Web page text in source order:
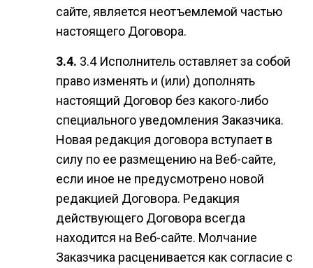
сайте, является неотъемлемой частью
настоящего Договора.
3.4 Исполнитель оставляет за собой
право изменять и (или) дополнять
настоящий Договор без какого-либо
специального уведомления Заказчика.
Новая редакция договора вступает в
силу по ее размещению на Веб-сайте,
если иное не предусмотрено новой
редакцией Договора. Редакция
действующего Договора всегда
находится на Веб-сайте. Молчание
Заказчика расценивается как согласие с